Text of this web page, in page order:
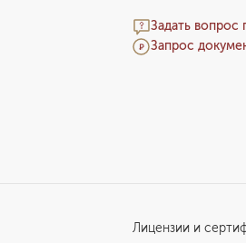
Задать вопрос
Запрос
Лицензии и